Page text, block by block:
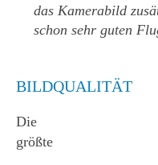
das Kamerabild
schon sehr guten
BILDQUALITÄT
Die
größte